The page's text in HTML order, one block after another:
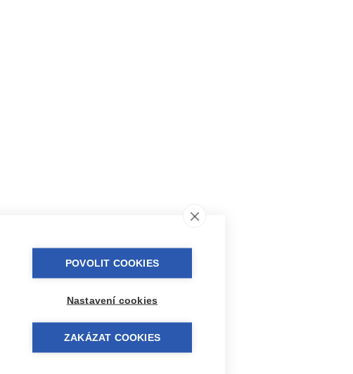
POVOLIT COOKIES
Nastavení cookies
ZAKÁZAT COOKIES